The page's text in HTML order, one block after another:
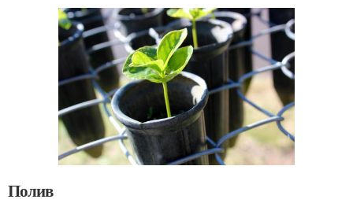
Полив